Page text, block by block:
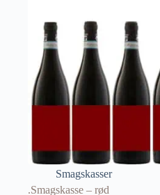
Smagskasser
.Smagskasse – rød